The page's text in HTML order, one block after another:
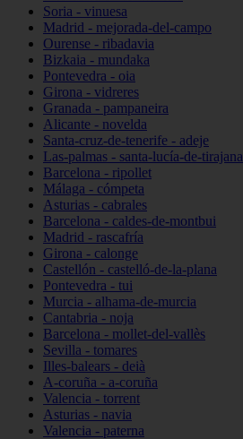
Soria - vinuesa
Madrid - mejorada-del-campo
Ourense - ribadavia
Bizkaia - mundaka
Pontevedra - oia
Girona - vidreres
Granada - pampaneira
Alicante - novelda
Santa-cruz-de-tenerife - adeje
Las-palmas - santa-lucía-de-tirajana
Barcelona - ripollet
Málaga - cómpeta
Asturias - cabrales
Barcelona - caldes-de-montbui
Madrid - rascafría
Girona - calonge
Castellón - castelló-de-la-plana
Pontevedra - tui
Murcia - alhama-de-murcia
Cantabria - noja
Barcelona - mollet-del-vallès
Sevilla - tomares
Illes-balears - deià
A-coruña - a-coruña
Valencia - torrent
Asturias - navia
Valencia - paterna